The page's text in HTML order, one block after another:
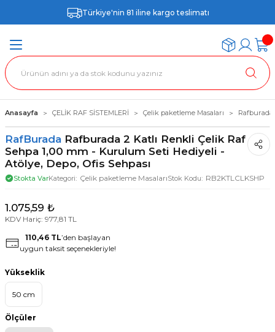
Türkiye'nin 81 iline kargo teslimatı
Anasayfa ÇELİK RAF SİSTEMLERİ Çelik paketleme Masaları Rafburada
RafBurada Rafburada 2 Katlı Renkli Çelik Raf
Sehpa 1,00 mm - Kurulum Seti Hediyeli -
Atölye, Depo, Ofis Sehpası
Stokta VarKategori Çelik paketleme MasalarıStok Kodu RB2KTLCLKSHP
1.075,59 ₺
KDV Hariç: 977,81 TL
110,46 TL’den başlayan
uygun taksit seçenekleriyle!
Yükseklik
50 cm
Ölçüler